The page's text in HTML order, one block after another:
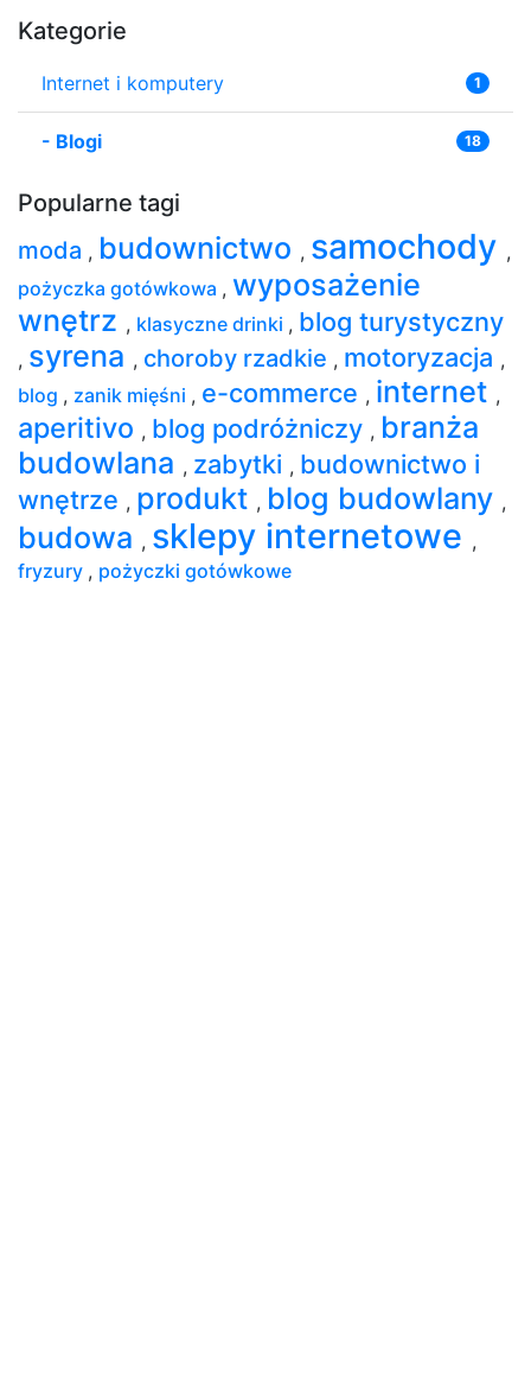
Kategorie
Internet i komputery 1
- Blogi 18
Popularne tagi
moda , budownictwo , samochody ,
pożyczka gotówkowa , wyposażenie
wnętrz , klasyczne drinki , blog turystyczny
, syrena , choroby rzadkie , motoryzacja ,
blog , zanik mięśni , e-commerce , internet ,
aperitivo , blog podróżniczy , branża
budowlana , zabytki , budownictwo i
wnętrze , produkt , blog budowlany ,
budowa , sklepy internetowe ,
fryzury , pożyczki gotówkowe